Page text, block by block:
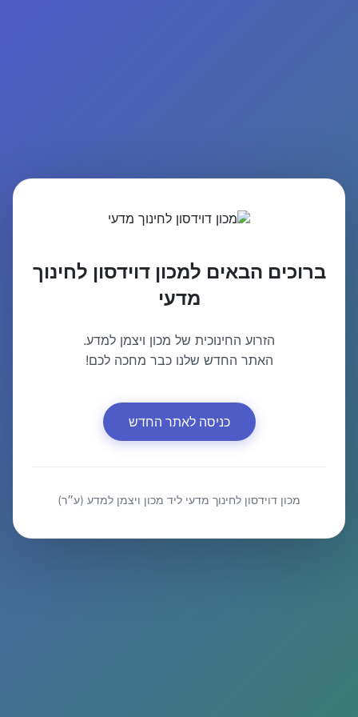
ברוכים הבאים למכון דוידסון לחינוך
מדעי
הזרוע החינוכית של מכון ויצמן למדע.
האתר החדש שלנו כבר מחכה לכם!
כניסה לאתר החדש
מכון דוידסון לחינוך מדעי ליד מכון ויצמן למדע (ע״ר)